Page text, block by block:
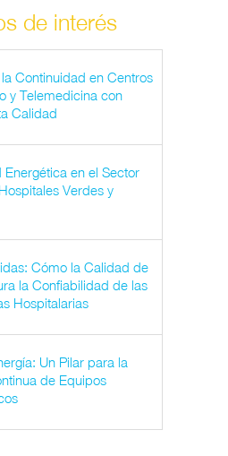
de interés
Continuidad en Centros
y Telemedicina con
Calidad
Energética en el Sector
Verdes y
Cómo la Calidad de
la Confiabilidad de las
Hospitalarias
Un Pilar para la
de Equipos